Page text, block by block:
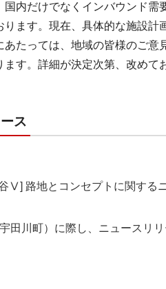
国内だけでなくインバウンド
ります。現在、具体的な施設
あたっては、地域の皆様のご
す。詳細が決定次第、改めて
ス
Ⅴ] 路地とコンセプトに関する
田川町）に際し、ニュースリ